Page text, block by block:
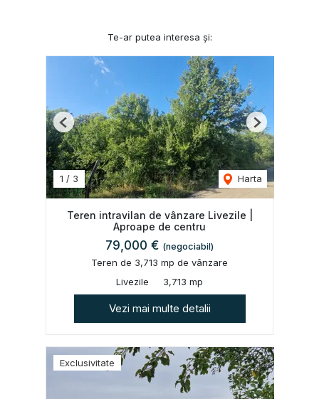
Te-ar putea interesa și:
1 / 3 Harta
Previous Next
Teren intravilan de vânzare Livezile |
Aproape de centru
79,000 € (negociabil)
Teren de 3,713 mp de vânzare
Livezile
3,713 mp
Vezi mai multe detalii
Exclusivitate